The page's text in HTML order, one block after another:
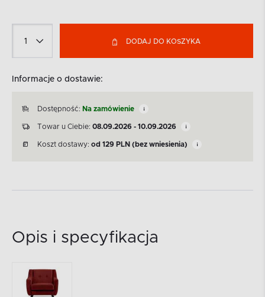
DODAJ DO KOSZYKA
Informacje o dostawie:
Dostępność: Na zamówienie
Towar u Ciebie: 08.09.2026 - 10.09.2026
Koszt dostawy: od 129 PLN (bez wniesienia)
Opis i specyfikacja